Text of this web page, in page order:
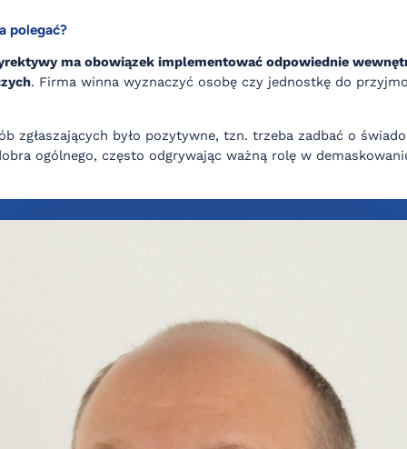
polegać?
ma obowiązek implementować odpowiednie
. Firma winna wyznaczyć osobę czy jednostkę do
zgłaszających było pozytywne, tzn. trzeba zadbać o
ogólnego, często odgrywając ważną rolę w